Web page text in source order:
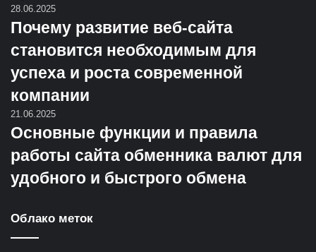
28.06.2025
Почему развитие веб-сайта
становится необходимым для
успеха и роста современной
компании
21.06.2025
Основные функции и правила
работы сайта обменника валют для
удобного и быстрого обмена
Облако меток